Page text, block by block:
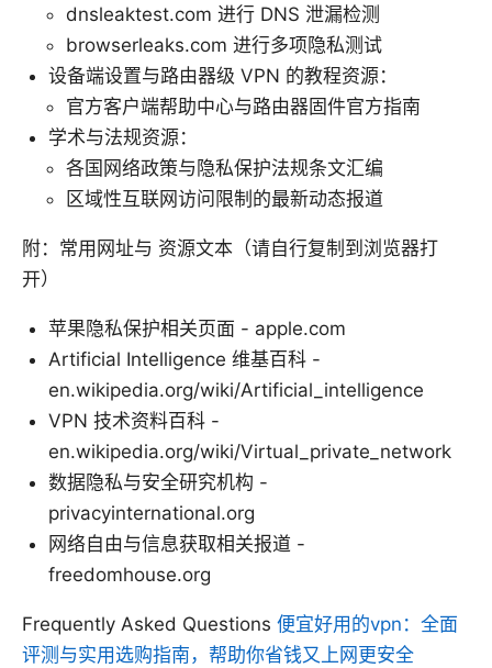
dnsleaktest.com 进行 DNS 泄漏检测
browserleaks.com 进行多项隐私测试
设备端设置与路由器级 VPN 的教程资源：
官方客户端帮助中心与路由器固件官方指南
学术与法规资源：
各国网络政策与隐私保护法规条文汇编
区域性互联网访问限制的最新动态报道
附：常用网址与 资源文本（请自行复制到浏览器打
开）
苹果隐私保护相关页面 - apple.com
Artificial Intelligence 维基百科 -
en.wikipedia.org/wiki/Artificial_intelligence
VPN 技术资料百科 -
en.wikipedia.org/wiki/Virtual_private_network
数据隐私与安全研究机构 -
privacyinternational.org
网络自由与信息获取相关报道 -
freedomhouse.org
Frequently Asked Questions 便宜好用的vpn：全面
评测与实用选购指南，帮助你省钱又上网更安全